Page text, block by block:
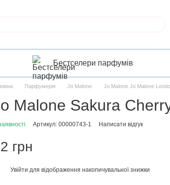
Бестселери парфумів
Парфумерія Jo Malone Jo Malone Jo Malone
Malone Sakura
Артикул: 00000743-1 Написати відгук
грн
Увійти для відображення накопичувальної знижки